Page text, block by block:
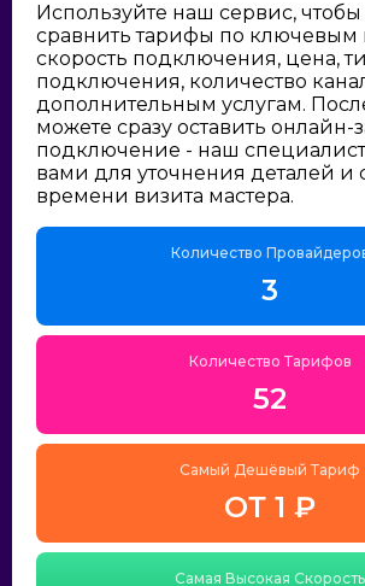
Используйте наш сервис, чтобы
сравнить тарифы по ключевым
скорость подключения, цена,
подключения, количество
дополнительным услугам.
можете сразу оставить онлайн-
подключение - наш специалист
вами для уточнения деталей и
времени визита мастера.
Количество
3
Количество Тарифов
52
Самый Дешёвый Тариф
ОТ 1 ₽
Самая Высокая Скорость